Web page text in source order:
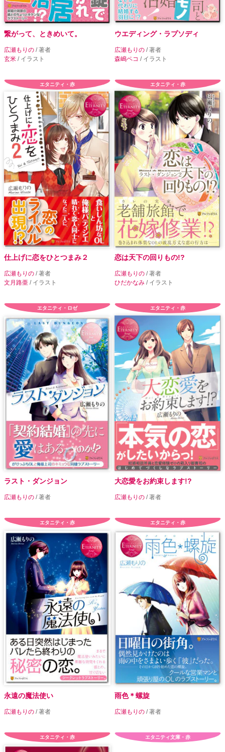
繋がって、ときめいて。
広瀬もりの / 著者
玄米 / イラスト
ウエディング・ラプソディ
広瀬もりの / 著者
森嶋ペコ / イラスト
エタニティ・赤
仕上げに恋をひとつまみ２
広瀬もりの / 著者
文月路亜 / イラスト
エタニティ・赤
恋は天下の回りもの!?
広瀬もりの / 著者
ひだかなみ / イラスト
エタニティ・ロゼ
ラスト・ダンジョン
広瀬もりの / 著者
エタニティ・赤
大恋愛をお約束します!?
広瀬もりの / 著者
エタニティ・赤
永遠の魔法使い
広瀬もりの / 著者
エタニティ・赤
雨色＊螺旋
広瀬もりの / 著者
エタニティ・赤 エタニティ文庫・赤